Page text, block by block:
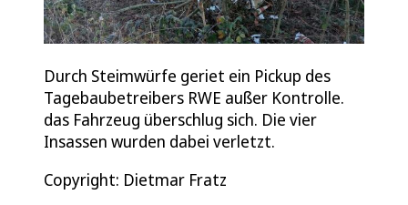
Durch Steimwürfe geriet ein Pickup des
Tagebaubetreibers RWE außer Kontrolle.
das Fahrzeug überschlug sich. Die vier
Insassen wurden dabei verletzt.
Copyright: Dietmar Fratz